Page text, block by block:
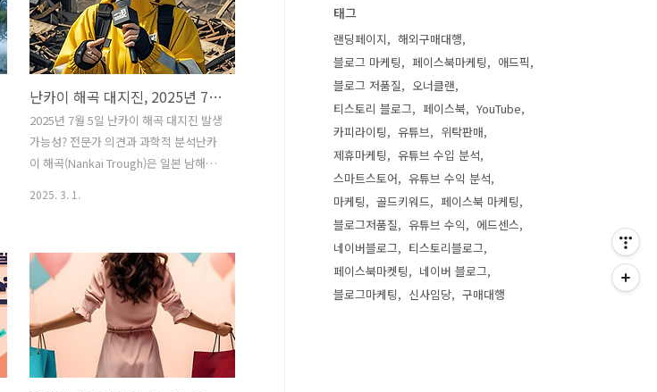
국 영향 분석일본 주변의 주요 해구와 단
층대는 다음과 같습니다.난카이 해곡 (남
해 방향, 태평양)남해 트로프(필리핀해 판
경계)일본 해구(동북부, 태평양 방향)쿠릴
해구(북쪽 홋카이도 방향)쓰나미는 **주
로 해저 단층이 수직으로 움직이는 지진
(역단층, Megathrust Earthquake)**에
서 발생합니다.일본에서 발생한 쓰나미가
난카이 해곡 대지진, 2025년 7월 5일 발생할까? 사실 체크
2025년 7월 5일 난카이 해곡 대지진 발생
가능성? 전문가 의견과 과학적 분석난카
이 해곡(Nankai Trough)은 일본 남해의
최근 인터넷과 SNS에서 2025년 7월 5일
난카이 해곡에서 대지진이 발생할 가능성
에 대한 소문이 확산되면서 많은 사람들
이 불안해하고 있습니다. 이 글에서는 전
문가들의 의견과 과학적 데이터를 바탕으
로 난카이 해곡의 지진 발생 가능성을 분
석하고, 정확한 정보를 제공하고자 합니
2025. 3. 1.
태그
랜딩페이지
해외구매대행
블로그 마케팅
페이스북마케팅
애드픽
블로그 저품질
오너클랜
티스토리 블로그
페이스북
YouTube
카피라이팅
유튜브
위탁판매
제휴마케팅
유튜브 수입 분석
스마트스토어
유튜브 수익 분석
마케팅
골드키워드
페이스북 마케팅
블로그저품질
유튜브 수익
에드센스
네이버블로그
티스토리블로그
페이스북마켓팅
네이버 블로그
블로그마케팅
신사임당 구매대행